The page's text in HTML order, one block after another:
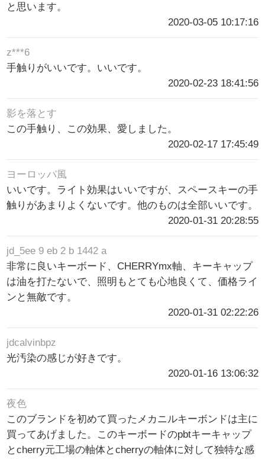
と思います。
2020-03-05 10:17:16
z***6
手触りがいいです。いいです。
2020-02-23 18:41:56
影を落とす
この手触り、この効果、愛しました。
2020-02-17 17:45:49
ヨーロッパ風
いいです。ライト効果はいいですが、スペースキーの手
触りがあまりよくないです。他のものは全部いいです。
2020-01-31 20:28:55
jd_5ee 9 eb 2 b 1442 a
非常に良いキーボード、CHERRYmx軸、キーキャップ
は油を打たないで、照明もとても心地良くて、価格ライ
ンと無敵です。
2020-01-31 02:22:26
jdcalvinbpz
光汚染の感じが好きです。
2020-01-16 13:06:32
夜色
このブランドを初めて買ったメカニルキーボンドは主に
買ってあげました。このキーボードのpbtキーキャップ
とcherry元工場の軸体とcherryの軸体に対して独特な感